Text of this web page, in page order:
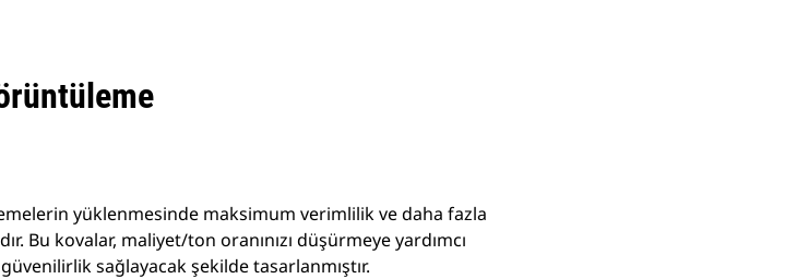
yüklenmesinde maksimum verimlilik ve daha fazla
Bu kovalar, maliyet/ton oranınızı düşürmeye yardımcı
sağlayacak şekilde tasarlanmıştır.